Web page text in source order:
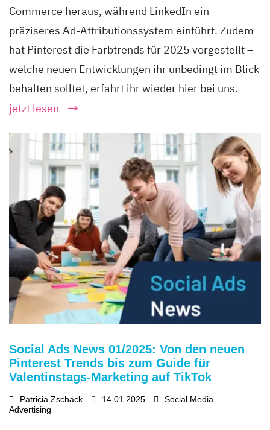
Commerce heraus, während LinkedIn ein
präziseres Ad-Attributionssystem einführt. Zudem
hat Pinterest die Farbtrends für 2025 vorgestellt –
welche neuen Entwicklungen ihr unbedingt im Blick
behalten solltet, erfahrt ihr wieder hier bei uns.
jetzt lesen
Social Ads News 01/2025: Von den neuen
Pinterest Trends bis zum Guide für
Valentinstags-Marketing auf TikTok
Patricia Zschäck 14.01.2025
Social Media
Advertising